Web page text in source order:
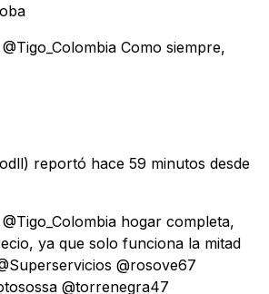
Como siempre,
reportó hace 59 minutos desde
hogar completa,
ya que solo funciona la mitad
@rosove67
@torrenegra47